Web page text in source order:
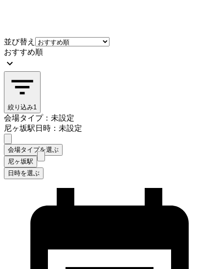
並び替え
おすすめ順
絞り込み1
会場タイプ：未設定
尼ヶ坂駅日時：未設定
会場タイプを選ぶ
尼ヶ坂駅
日時を選ぶ